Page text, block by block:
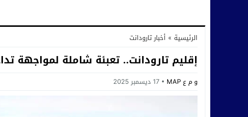
الرئيسية » أخبار تارودانت
إقليم تارودانت.. تعبئة شاملة لمواجهة
و م ع MAP 17 ديسمبر 2025